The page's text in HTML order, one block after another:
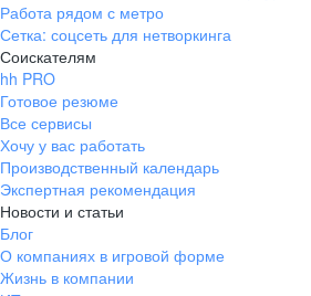
Работа рядом с метро
Сетка: соцсеть для нетворкинга
Соискателям
hh PRO
Готовое резюме
Все сервисы
Хочу у вас работать
Производственный календарь
Экспертная рекомендация
Новости и статьи
Блог
О компаниях в игровой форме
Жизнь в компании